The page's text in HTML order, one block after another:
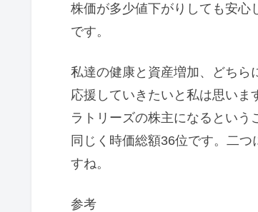
株価が多少値下がりしても安心
です。
私達の健康と資産増加、どちら
応援していきたいと私は思いま
ラトリーズの株主になるとい
同じく時価総額36位です。二
すね。
参考